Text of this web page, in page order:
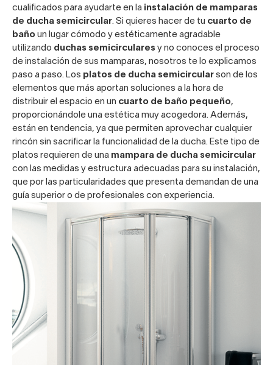
cualificados para ayudarte en la instalación de mamparas
de ducha semicircular. Si quieres hacer de tu cuarto de
baño un lugar cómodo y estéticamente agradable
utilizando duchas semicirculares y no conoces el proceso
de instalación de sus mamparas, nosotros te lo explicamos
paso a paso. Los platos de ducha semicircular son de los
elementos que más aportan soluciones a la hora de
distribuir el espacio en un cuarto de baño pequeño,
proporcionándole una estética muy acogedora. Además,
están en tendencia, ya que permiten aprovechar cualquier
rincón sin sacrificar la funcionalidad de la ducha. Este tipo de
platos requieren de una mampara de ducha semicircular
con las medidas y estructura adecuadas para su instalación,
que por las particularidades que presenta demandan de una
guía superior o de profesionales con experiencia.